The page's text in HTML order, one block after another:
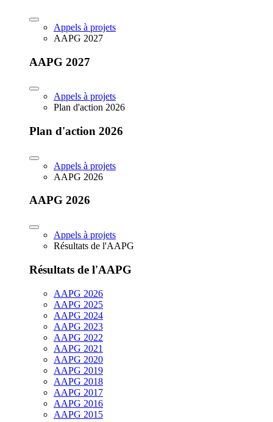
Appels à projets
AAPG 2027
AAPG 2027
Appels à projets
Plan d'action 2026
Plan d'action 2026
Appels à projets
AAPG 2026
AAPG 2026
Appels à projets
Résultats de l'AAPG
Résultats de l'AAPG
AAPG 2026
AAPG 2025
AAPG 2024
AAPG 2023
AAPG 2022
AAPG 2021
AAPG 2020
AAPG 2019
AAPG 2018
AAPG 2017
AAPG 2016
AAPG 2015